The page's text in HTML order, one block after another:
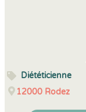
Diététicienne
12000 Rodez